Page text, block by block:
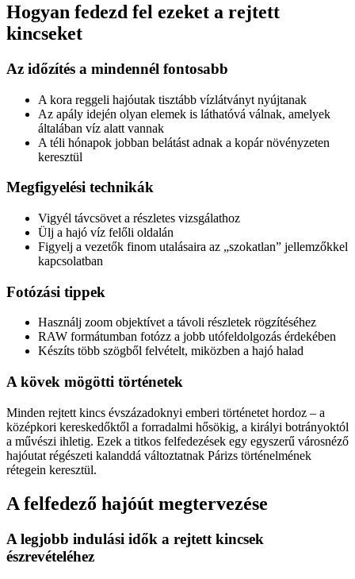
Hogyan fedezd fel ezeket a rejtett
kincseket
Az időzítés a mindennél fontosabb
A kora reggeli hajóutak tisztább vízlátványt nyújtanak
Az apály idején olyan elemek is láthatóvá válnak, amelyek
általában víz alatt vannak
A téli hónapok jobban belátást adnak a kopár növényzeten
keresztül
Megfigyelési technikák
Vigyél távcsövet a részletes vizsgálathoz
Ülj a hajó víz felőli oldalán
Figyelj a vezetők finom utalásaira az „szokatlan” jellemzőkkel
kapcsolatban
Fotózási tippek
Használj zoom objektívet a távoli részletek rögzítéséhez
RAW formátumban fotózz a jobb utófeldolgozás érdekében
Készíts több szögből felvételt, miközben a hajó halad
A kövek mögötti történetek
Minden rejtett kincs évszázadoknyi emberi történetet hordoz – a
középkori kereskedőktől a forradalmi hősökig, a királyi botrányoktól
a művészi ihletig. Ezek a titkos felfedezések egy egyszerű városnéző
hajóutat régészeti kalanddá változtatnak Párizs történelmének
rétegein keresztül.
A felfedező hajóút megtervezése
A legjobb indulási idők a rejtett kincsek
észrevételéhez